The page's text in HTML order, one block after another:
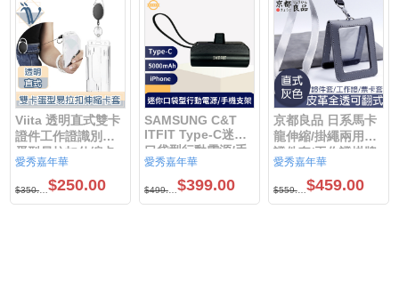
Viita 透明直式雙卡
證件工作證識別證
蛋型易拉扣伸縮卡
套
愛秀嘉年華
$350.00$250.00
SAMSUNG C&T
ITFIT Type-C迷你
口袋型行動電源/手
機支架 5000mAh
愛秀嘉年華
$499.00$399.00
京都良品 日系馬卡
龍伸縮/掛繩兩用皮
證件套/工作證掛牌
愛秀嘉年華
$559.00$459.00